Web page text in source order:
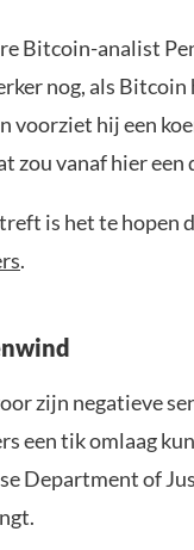
Bitcoin-analist
nog, als
voorziet hij een
zou vanaf hier
is het te hopen
.
zijn negatieve
een tik omlaag
Department of